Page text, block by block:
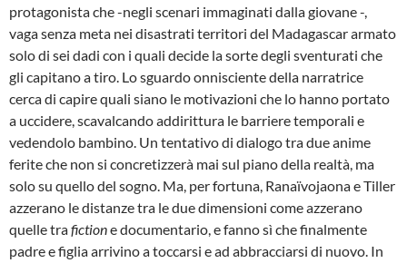
protagonista che -negli scenari immaginati dalla giovane -,
vaga senza meta nei disastrati territori del Madagascar armato
solo di sei dadi con i quali decide la sorte degli sventurati che
gli capitano a tiro. Lo sguardo onnisciente della narratrice
cerca di capire quali siano le motivazioni che lo hanno portato
a uccidere, scavalcando addirittura le barriere temporali e
vedendolo bambino. Un tentativo di dialogo tra due anime
ferite che non si concretizzerà mai sul piano della realtà, ma
solo su quello del sogno. Ma, per fortuna, Ranaïvojaona e Tiller
azzerano le distanze tra le due dimensioni come azzerano
quelle trafictione documentario, e fanno sì che finalmente
padre e figlia arrivino a toccarsi e ad abbracciarsi di nuovo. In